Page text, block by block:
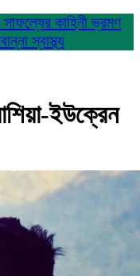
সাফল্যের কাহিনীভ্রমণ
স্বাস্থ্য
ইউক্রেন